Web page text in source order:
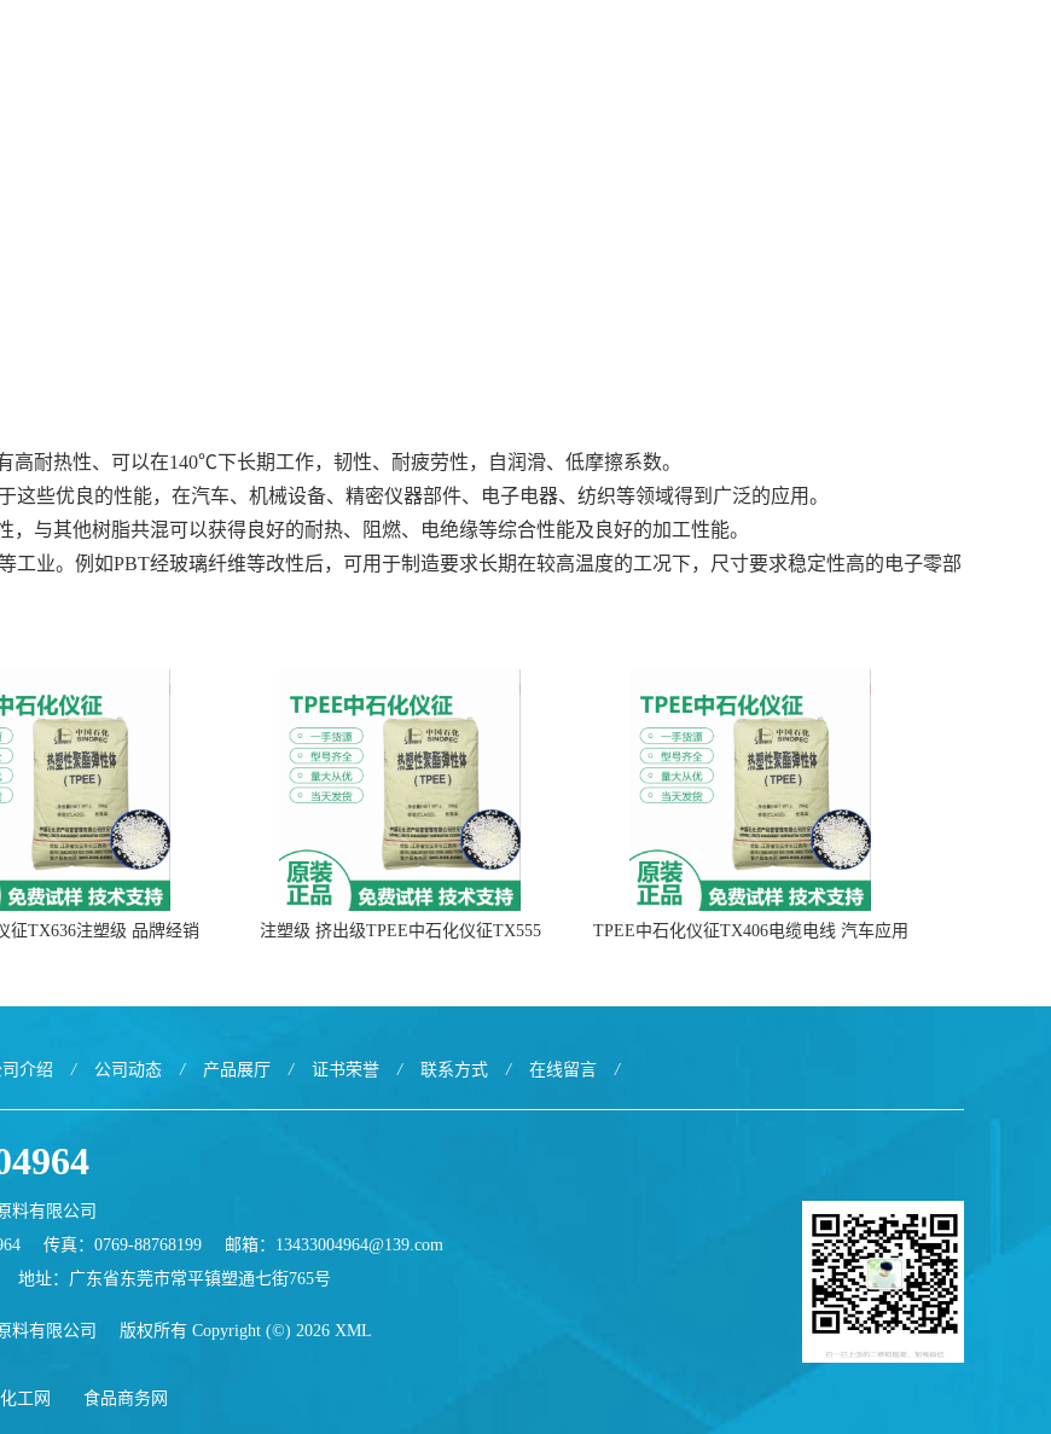
耐热性、可以在140℃下长期工作，韧性、耐疲劳性，自润滑、低摩擦系数。
些优良的性能，在汽车、机械设备、精密仪器部件、电子电器、纺织等领域得到广泛的应用。
与其他树脂共混可以获得良好的耐热、阻燃、电绝缘等综合性能及良好的加工性能。
工业。例如PBT经玻璃纤维等改性后，可用于制造要求长期在较高温度的工况下，尺寸要求稳定性高的电子零部
征TX636注塑级 品牌经销 注塑级 挤出级TPEE中石化仪征TX555 TPEE中石化仪征TX406电缆电线 汽车应用
司介绍 / 公司动态 / 产品展厅 / 证书荣誉 / 联系方式 / 在线留言 /
料有限公司
传真：0769-88768199 邮箱： 13433004964@139.com
地址：广东省东莞市常平镇塑通七街765号
料有限公司 版权所有 Copyright (©) 2026 XML
工网 食品商务网